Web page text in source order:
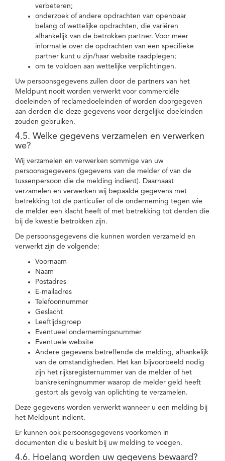
verbeteren;
onderzoek of andere opdrachten van openbaar
belang of wettelijke opdrachten, die variëren
afhankelijk van de betrokken partner. Voor meer
informatie over de opdrachten van een specifieke
partner kunt u zijn/haar website raadplegen;
om te voldoen aan wettelijke verplichtingen.
Uw persoonsgegevens zullen door de partners van het
Meldpunt nooit worden verwerkt voor commerciële
doeleinden of reclamedoeleinden of worden doorgegeven
aan derden die deze gegevens voor dergelijke doeleinden
zouden gebruiken.
4.5. Welke gegevens verzamelen en verwerken
we?
Wij verzamelen en verwerken sommige van uw
persoonsgegevens (gegevens van de melder of van de
tussenpersoon die de melding indient). Daarnaast
verzamelen en verwerken wij bepaalde gegevens met
betrekking tot de particulier of de onderneming tegen wie
de melder een klacht heeft of met betrekking tot derden die
bij de kwestie betrokken zijn.
De persoonsgegevens die kunnen worden verzameld en
verwerkt zijn de volgende:
Voornaam
Naam
Postadres
E-mailadres
Telefoonnummer
Geslacht
Leeftijdsgroep
Eventueel ondernemingsnummer
Eventuele website
Andere gegevens betreffende de melding, afhankelijk
van de omstandigheden. Het kan bijvoorbeeld nodig
zijn het rijksregisternummer van de melder of het
bankrekeningnummer waarop de melder geld heeft
gestort als gevolg van oplichting te verzamelen.
Deze gegevens worden verwerkt wanneer u een melding bij
het Meldpunt indient.
Er kunnen ook persoonsgegevens voorkomen in
documenten die u besluit bij uw melding te voegen.
4.6. Hoelang worden uw gegevens bewaard?